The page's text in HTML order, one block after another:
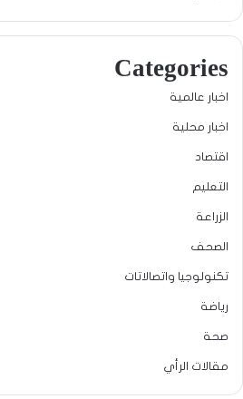
Categories
اخبار عالمية
اخبار محلية
اقتصاد
التعليم
الزراعة
الصحف
تكنولوجيا واتصالاتات
رياضة
صحة
مقالات الرأي